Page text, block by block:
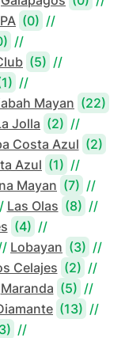
(0) //
//
(5) //
//
Mayan (22)
Jolla (2) //
Costa Azul (2)
Azul (1) //
Mayan (7) //
Las Olas (8) //
(4) //
Lobayan (3) //
Celajes (2) //
Maranda (5) //
(13) //
//